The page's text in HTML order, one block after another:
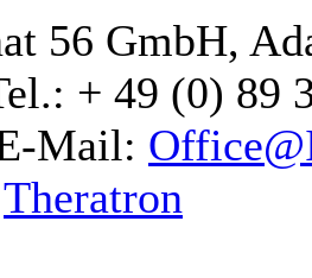
56 GmbH,
+ 49 (0) 89
Mail:
Theratron